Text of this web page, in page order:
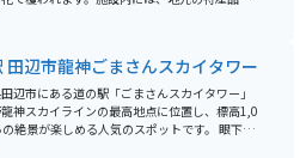
産物直売所や、地元食材を使った料理が楽し
辺の観光スポットへのアクセスも良好です。
の場所には、国の重要文化財に指定されてい
の町並みが残る、歴史的な観光スポット「旧
があります。また、車で約15分の場所には、
ソメイヨシノが咲き誇る「あらぎ島」があ
田辺市龍神ごまさんスカイタワー
辺市にある道の駅「ごまさんスカイタワー」
神スカイラインの最高地点に位置し、標高1,0
絶景が楽しめる人気のスポットです。 眼下に
のパノラマは圧巻で、特に秋の紅葉シーズン